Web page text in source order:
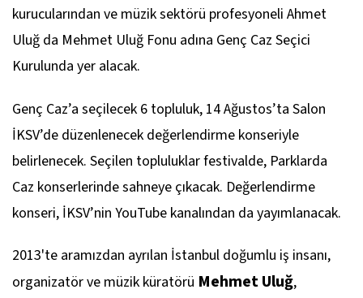
kurucularından ve müzik sektörü profesyoneli Ahmet
Uluğ da Mehmet Uluğ Fonu adına Genç Caz Seçici
Kurulunda yer alacak.
Genç Caz’a seçilecek 6 topluluk, 14 Ağustos’ta Salon
İKSV’de düzenlenecek değerlendirme konseriyle
belirlenecek. Seçilen topluluklar festivalde, Parklarda
Caz konserlerinde sahneye çıkacak. Değerlendirme
konseri, İKSV’nin YouTube kanalından da yayımlanacak.
2013'te aramızdan ayrılan İstanbul doğumlu iş insanı,
organizatör ve müzik küratörü Mehmet Uluğ,